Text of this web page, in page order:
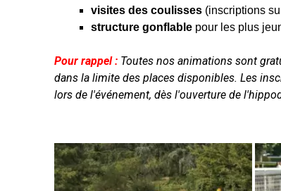
visites des coulisses (inscriptions
structure gonflable pour les plus
Pour rappel: Toutes nos animations sont
dans la limite des places disponibles. Les
lors de l'événement, dès l'ouverture de